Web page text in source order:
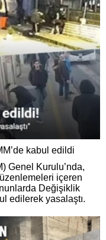
kabul edildi
Genel Kurulu’nda,
içeren
Değişiklik
edilerek yasalaştı.